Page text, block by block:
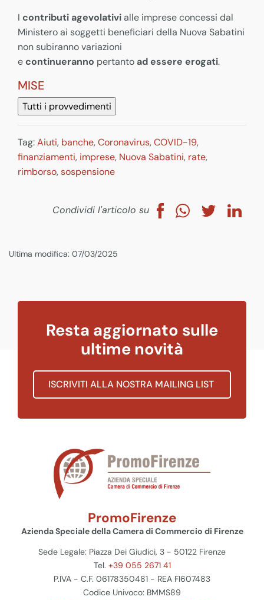
I contributi agevolativialle imprese concessi dal
Ministero ai soggetti beneficiari della Nuova Sabatini
non subiranno variazioni
econtinueranno pertantoad essere erogati.
MISE
Tag:Aiuti, banche,Coronavirus,COVID-19,
finanziamenti, imprese, Nuova Sabatini, rate,
rimborso,sospensione
Condividi l'articolo su
Ultima modifica: 07/03/2025
Resta aggiornato sulle
ultime novità
ISCRIVITI ALLA NOSTRA MAILING LIST
PromoFirenze
Azienda Speciale della Camera di Commercio di Firenze
Sede Legale: Piazza Dei Giudici, 3 - 50122 Firenze
Tel. +39 055 2671 41
P.IVA - C.F. 06178350481 - REA FI607483
Codice Univoco: BMMS89